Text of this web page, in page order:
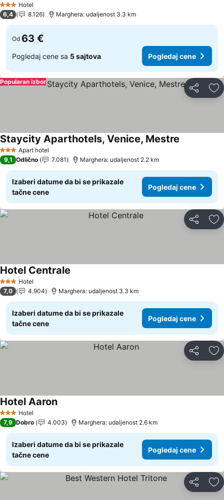
3 Zvezdice
Hotel
6,4 8.126 Marghera: udaljenost 3.3 km
Od 63 €
Pogledaj cene sa 5 sajtova Pogledaj cene
Deli
Popularan izbor
3 ZvezdiceApart hotel
Staycity Aparthotels, Venice, Mestre
9,1 Odlično 7.081 Marghera: udaljenost 2.2 km
Izaberi datume da bi se prikazale
tačne cene
Pogledaj cene
Deli
3 Zvezdice
Hotel
Hotel Centrale
7,0 4.904 Marghera: udaljenost 3.3 km
Izaberi datume da bi se prikazale
tačne cene
Pogledaj cene
Deli
3 Zvezdice
Hotel
Hotel AaronPogledaj cene
7,9 Dobro 4.003 Marghera: udaljenost 2.6 km
Izaberi datume da bi se prikazale
tačne cene
Pogledaj cene
Deli